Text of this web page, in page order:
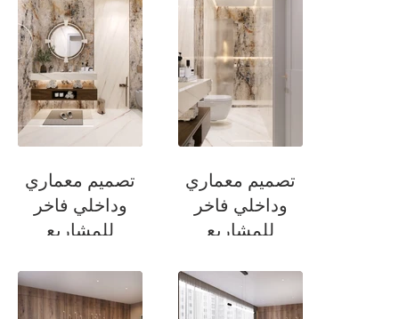
تصميم معماري
وداخلي فاخر
للمشاريع
حمام الضيوف
تصميم معماري
وداخلي فاخر
للمشاريع
حمام الضيوف